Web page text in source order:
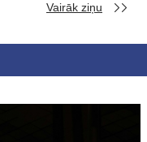
Vairāk ziņu